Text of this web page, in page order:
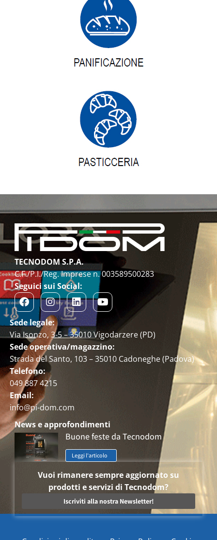
TECNODOM S.P.A.
C.F./P.I./Reg. Imprese n. 003589500283
Seguici sui Social:
Sede legale:
Via Isonzo, 3-5 – 35010 Vigodarzere (PD)
Sede operativa/magazzino:
Strada del Santo, 103 – 35010 Cadoneghe (Padova)
Telefono:
049 887 4215
Email:
info@pi-dom.com
News e approfondimenti
Buone feste da Tecnodom
Leggi l'articolo
Vuoi rimanere sempre aggiornato su
prodotti e servizi di Tecnodom?
Iscriviti alla nostra Newsletter!